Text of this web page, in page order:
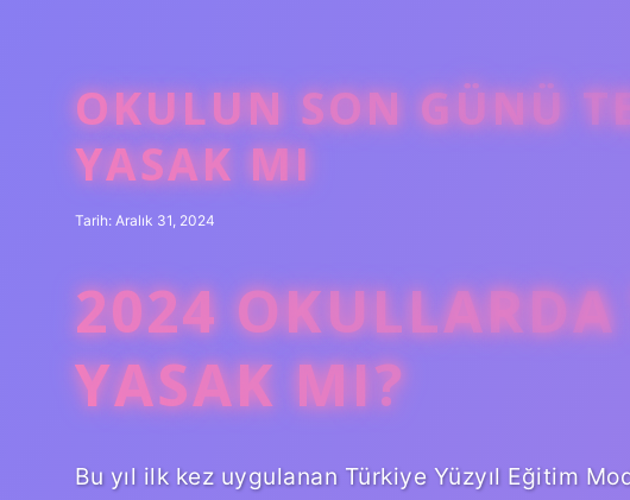
OKULUN SON GÜNÜ
YASAK MI
Tarih: Aralık 31, 2024
2024 OKULLARDA
YASAK MI?
Bu yıl ilk kez uygulanan Türkiye Yüzyıl Eğitim